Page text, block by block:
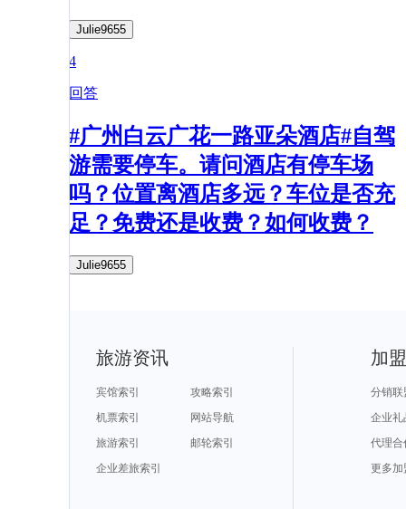
Julie9655
4
回答
#广州白云广花一路亚朵酒店#自驾
游需要停车。请问酒店有停车场
吗？位置离酒店多远？车位是否充
足？免费还是收费？如何收费？
Julie9655
旅游资讯
宾馆索引
攻略索引
机票索引
网站导航
旅游索引
邮轮索引
企业差旅索引
加
分销联
企业礼
代理合
更多加